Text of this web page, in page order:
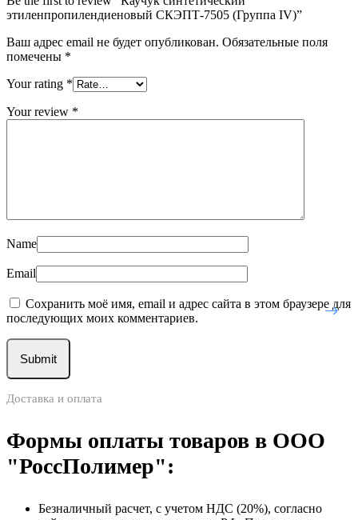
этиленпропилендиеновый СКЭПТ-7505 (Группа IV)”
Ваш адрес email не будет опубликован. Обязательные поля
помечены *
Your rating *
Your review *
Name
Email
Сохранить моё имя, email и адрес сайта в этом браузере для
последующих моих комментариев.
Доставка и оплата
Формы оплаты товаров в ООО
"РоссПолимер":
Безналичный расчет, с учетом НДС (20%), согласно